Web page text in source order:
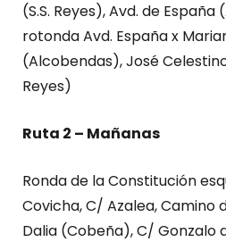
(S.S. Reyes), Avd. de
rotonda Avd. España x
(Alcobendas), José
Reyes)
Ruta 2 – Mañanas
Ronda de la Constitución
Covicha, C/ Azalea, Camino
Dalia (Cobeña), C/ Gonzalo